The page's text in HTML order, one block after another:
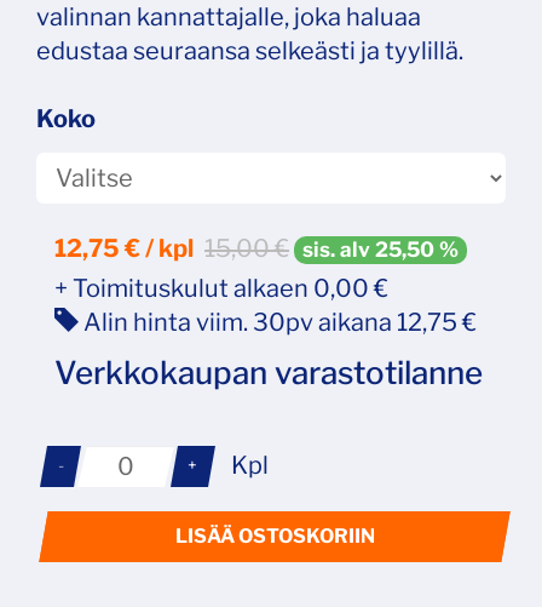
valinnan kannattajalle, joka haluaa
edustaa seuraansa selkeästi ja tyylillä.
Koko
12,75 € / kpl 15,00 € sis. alv 25,50 %
+ Toimituskulut alkaen 0,00 €
Alin hinta viim. 30pv aikana 12,75 €
Verkkokaupan varastotilanne
- + Kpl
LISÄÄ OSTOSKORIIN